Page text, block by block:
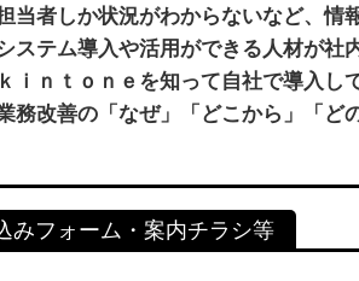
当者しか状況がわからないなど、情
ステム導入や活用ができる人材が社
ｉｎｔｏｎｅを知って自社で導入し
務改善の「なぜ」「どこから」「ど